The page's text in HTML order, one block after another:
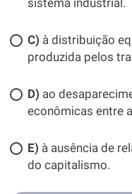
sistema industrial.
C) à distribuição
produzida pelos
D) ao
econômicas entre
E) à ausência de
do capitalismo.